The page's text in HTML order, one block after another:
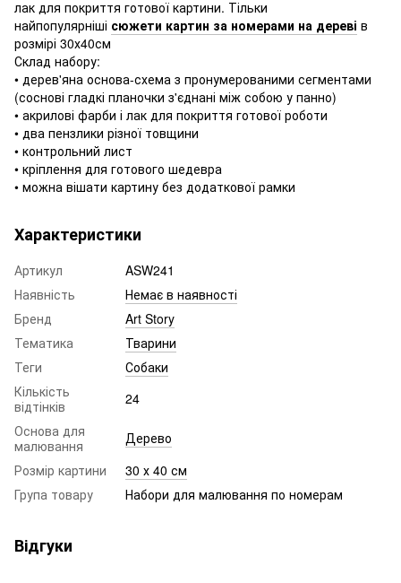
лак для покриття готової картини. Тільки
найпопулярніші сюжети картин за номерами на дереві в
розмірі 30х40см
Склад набору:
• дерев'яна основа-схема з пронумерованими сегментами
(соснові гладкі планочки з'єднані між собою у панно)
• акрилові фарби і лак для покриття готової роботи
• два пензлики різної товщини
• контрольний лист
• кріплення для готового шедевра
• можна вішати картину без додаткової рамки
Характеристики
Артикул
ASW241
Наявність
Немає в наявності
Бренд
Art Story
Тематика
Тварини
Теги
Собаки
Кількість
відтінків
24
Основа для
малювання
Дерево
Розмір картини
30 х 40 см
Група товару
Набори для малювання по номерам
Відгуки